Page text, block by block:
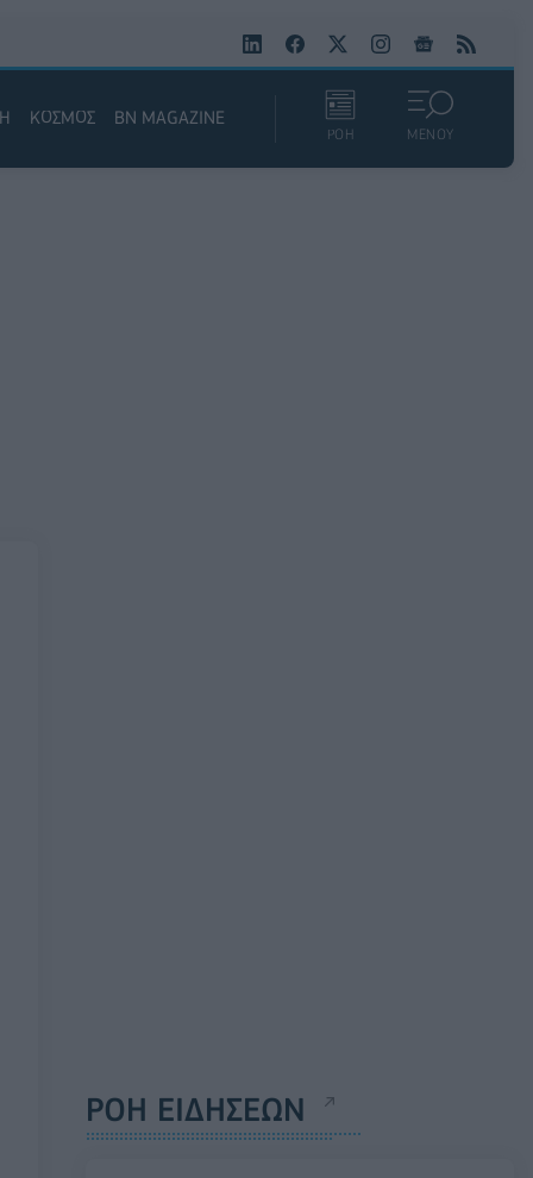
ΚΟΣΜΟΣ BN MAGAZINE
ΡΟΗ ΜΕΝΟΥ
ΡΟΗ ΕΙΔΗΣΕΩΝ